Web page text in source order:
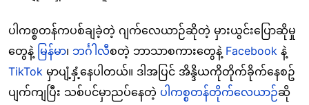
ပါကစ္စတန်ကပစ်ချခဲ့တဲ့ ဂျက်လေယာဉ်ဆိုတဲ့ မှားယွင်းပြောဆိုမှု
တွေနဲ့ မြန်မာ၊ ဘင ဂါလီစတဲ့ ဘာသာစကားတွေနဲ့ Facebook နဲ့
TikTok မှာပျံ့နှံ့နေပါတယ်။ ဒါအပြင် အိန္ဒိယကိုတိုက်ခိုက်နေစဥ်
ပျက်ကျပြီး သစ်ပင်မှာညပ်နေတဲ့ ပါကစ္စတန်တိုက်လေယာဉ်ဆို